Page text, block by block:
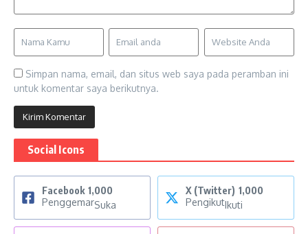
Simpan nama, email, dan situs web saya pada peramban ini
untuk komentar saya berikutnya.
Social Icons
Facebook 1,000
PenggemarSuka
X (Twitter) 1,000
PengikutIkuti